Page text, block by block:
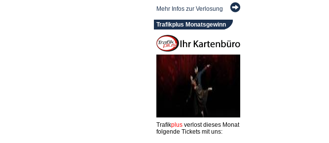
Mehr Infos zur Verlosung
Trafikplus Monatsgewinn
Trafikplusverlost dieses Monat
folgende Tickets mit uns: